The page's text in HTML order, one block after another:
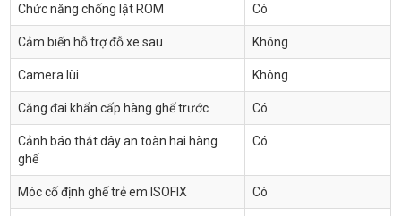
Chức năng chống lật ROM Có
Cảm biến hỗ trợ đỗ xe sau Không
Camera lùi Không
Căng đai khẩn cấp hàng ghế trước Có
Cảnh báo thắt dây an toàn hai hàng
ghế
Có
Móc cố định ghế trẻ em ISOFIX Có